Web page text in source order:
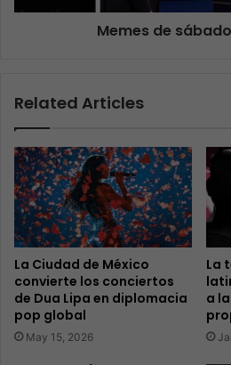
Memes de
Related Articles
La Ciudad de México
convierte los conciertos
de Dua Lipa en diplomacia
pop global
May 15, 2026
La
a